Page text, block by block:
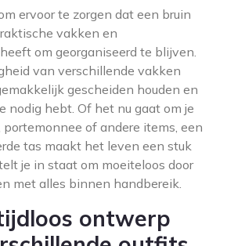
ervoor te zorgen dat een bruin
vakken en
om georganiseerd te blijven.
van verschillende vakken
gescheiden houden en
nodig hebt. Of het nu gaat om je
of andere items, een
tas maakt het leven een stuk
je in staat om moeiteloos door
met alles binnen handbereik.
ontwerp